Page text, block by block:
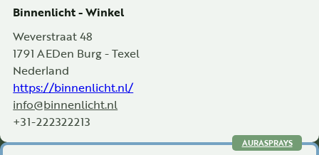
Binnenlicht - Winkel
Weverstraat 48
1791 AEDen Burg - Texel
Nederland
https://binnenlicht.nl/
info@binnenlicht.nl
+31-222322213
AURASPRAYS